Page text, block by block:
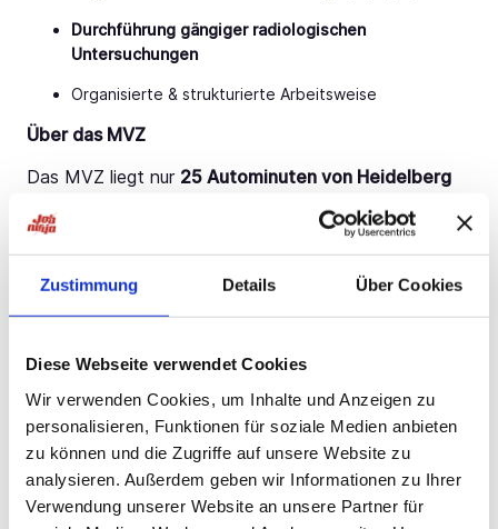
Zustimmung Details Über Cookies
Diese Webseite verwendet Cookies
Wir verwenden Cookies, um Inhalte und Anzeigen zu
personalisieren, Funktionen für soziale Medien anbieten
zu können und die Zugriffe auf unsere Website zu
analysieren. Außerdem geben wir Informationen zu Ihrer
Verwendung unserer Website an unsere Partner für
Durchführung gängiger radiologischen
Untersuchungen
Organisierte & strukturierte Arbeitsweise
Über das MVZ
Das MVZ liegt nur 25 Autominuten von Heidelberg
Balance.
Die Region bietet eine attraktive Kombination aus
moderaten Lebenshaltungskosten und
vergleichsweise günstigen Mieten. Gleichzeitig
profitieren Sie von einem hohen Freizeitwert mit
unmittelbarer Umgebung sowie einer sehr guten
Anbindung an mehrere wirtschaftsstarke Städte im
Umkreis. Dadurch ergibt sich eine ausgewogene
Balance zwischen beruflichen Perspektiven und
Lebensqualität.
An beiden Standorten sind
weiteres medizinisches Personal tätig und bietet ein